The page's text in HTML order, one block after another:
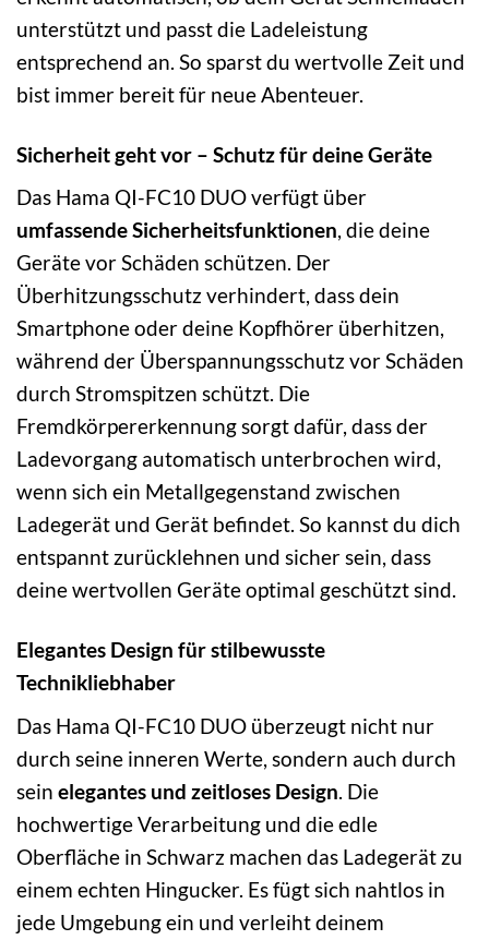
unterstützt und passt die Ladeleistung
entsprechend an. So sparst du wertvolle Zeit und
bist immer bereit für neue Abenteuer.
Sicherheit geht vor – Schutz für deine Geräte
Das Hama QI-FC10 DUO verfügt über
umfassende Sicherheitsfunktionen, die deine
Geräte vor Schäden schützen. Der
Überhitzungsschutz verhindert, dass dein
Smartphone oder deine Kopfhörer überhitzen,
während der Überspannungsschutz vor Schäden
durch Stromspitzen schützt. Die
Fremdkörpererkennung sorgt dafür, dass der
Ladevorgang automatisch unterbrochen wird,
wenn sich ein Metallgegenstand zwischen
Ladegerät und Gerät befindet. So kannst du dich
entspannt zurücklehnen und sicher sein, dass
deine wertvollen Geräte optimal geschützt sind.
Elegantes Design für stilbewusste
Technikliebhaber
Das Hama QI-FC10 DUO überzeugt nicht nur
durch seine inneren Werte, sondern auch durch
sein elegantes und zeitloses Design. Die
hochwertige Verarbeitung und die edle
Oberfläche in Schwarz machen das Ladegerät zu
einem echten Hingucker. Es fügt sich nahtlos in
jede Umgebung ein und verleiht deinem